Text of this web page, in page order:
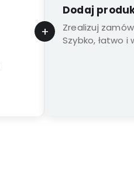
Dodaj
Zrealizuj
Szybko, łatwo i